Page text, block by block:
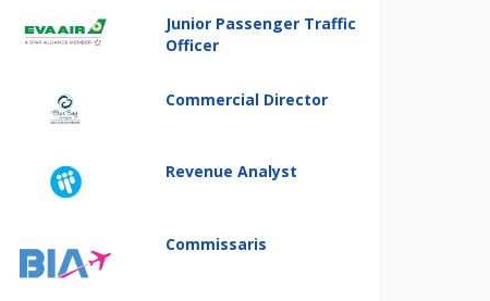
Junior Passenger Traffic
Officer
Commercial Director
Revenue Analyst
Commissaris